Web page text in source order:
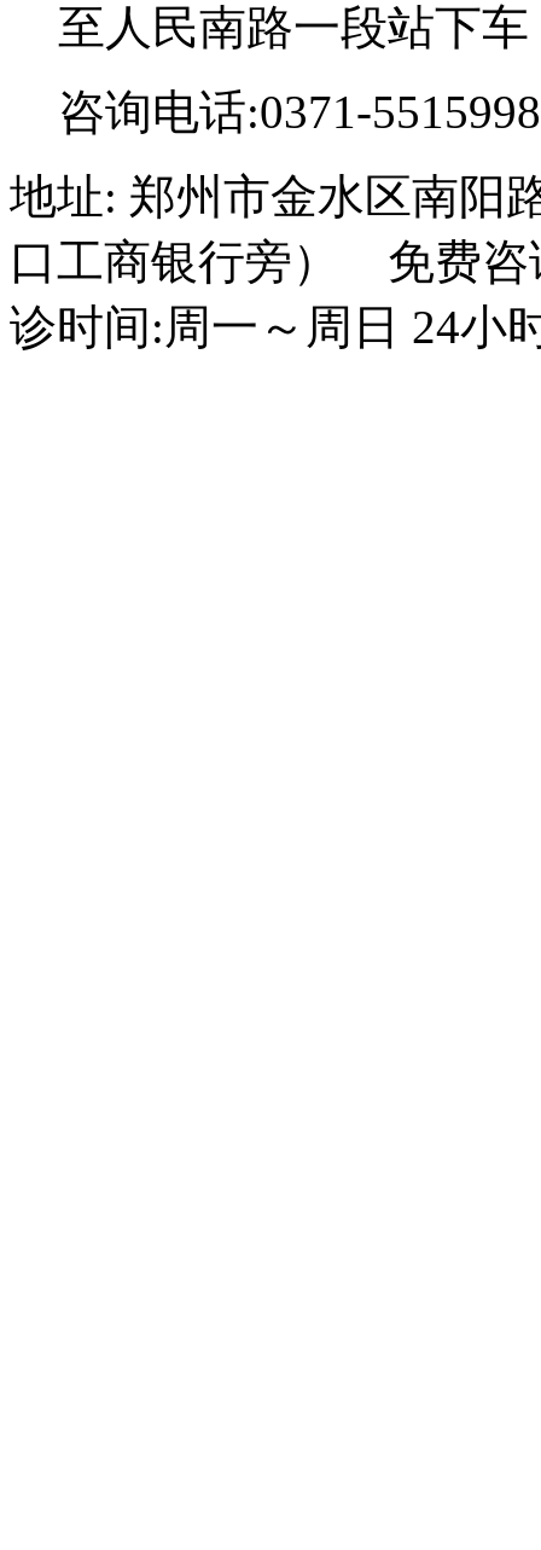
至人民南路一段站下
咨询电话:0371-
地址: 郑州市金水区南阳
口工商银行旁） 免费咨
诊时间:周一～周日 24小